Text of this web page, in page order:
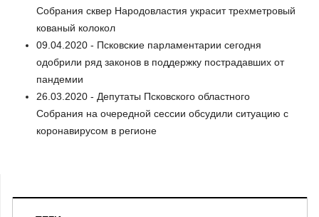
Собрания сквер Народовластия украсит трехметровый
кованый колокол
09.04.2020 - Псковские парламентарии сегодня
одобрили ряд законов в поддержку пострадавших от
пандемии
26.03.2020 - Депутаты Псковского областного
Собрания на очередной сессии обсудили ситуацию с
коронавирусом в регионе